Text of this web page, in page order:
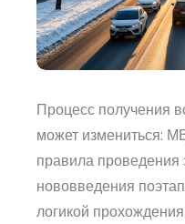
Процесс получения
может измениться:
правила проведения
нововведения
логикой